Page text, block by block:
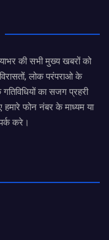
की सभी मुख्य खबरों को
लोक परंपराओ के
का सजग प्रहरी
फोन नंबर के माध्यम या
करे।